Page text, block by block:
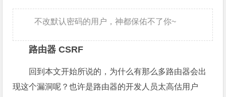
不改默认密码的用户，神都保佑不了你~
路由器 CSRF
回到本文开始所说的，为什么有那么多路由器会出
现这个漏洞呢？也许是路由器的开发人员太高估用户